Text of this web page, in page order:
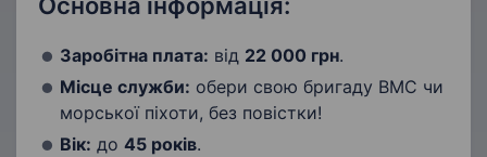
Заробітна плата: від 22 000 грн.
Місце служби: обери свою бригаду ВМС чи
морської піхоти, без повістки!
Вік: до 45 років.